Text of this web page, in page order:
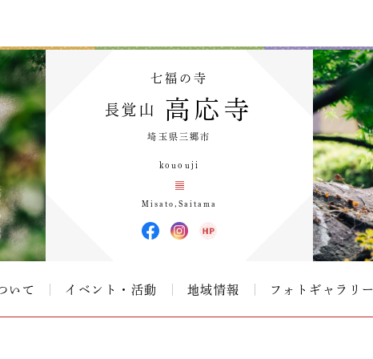
七福の寺
長覚山 高応寺
埼玉県三郷市
kououji
Misato,Saitama
いて イベント・活動 地域情報 フォトギャラリー